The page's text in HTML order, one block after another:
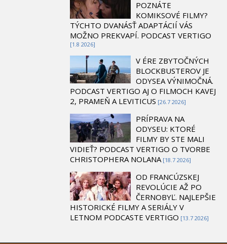
POZNÁTE
KOMIKSOVÉ FILMY?
TÝCHTO DVANÁSŤ ADAPTÁCIÍ VÁS
MOŽNO PREKVAPÍ. PODCAST VERTIGO
[1.8 2026]
V ÉRE ZBYTOČNÝCH
BLOCKBUSTEROV JE
ODYSEA VÝNIMOČNÁ.
PODCAST VERTIGO AJ O FILMOCH KAVEJ
2, PRAMEŇ A LEVITICUS [26.7 2026]
PRÍPRAVA NA
ODYSEU: KTORÉ
FILMY BY STE MALI
VIDIEŤ? PODCAST VERTIGO O TVORBE
CHRISTOPHERA NOLANA [18.7 2026]
OD FRANCÚZSKEJ
REVOLÚCIE AŽ PO
ČERNOBYĽ. NAJLEPŠIE
HISTORICKÉ FILMY A SERIÁLY V
LETNOM PODCASTE VERTIGO [13.7 2026]